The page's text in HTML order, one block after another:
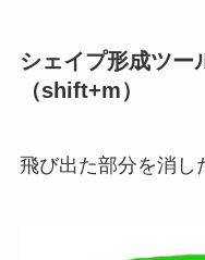
シェイプ形成ツー
（shift+m）
飛び出た部分を消し